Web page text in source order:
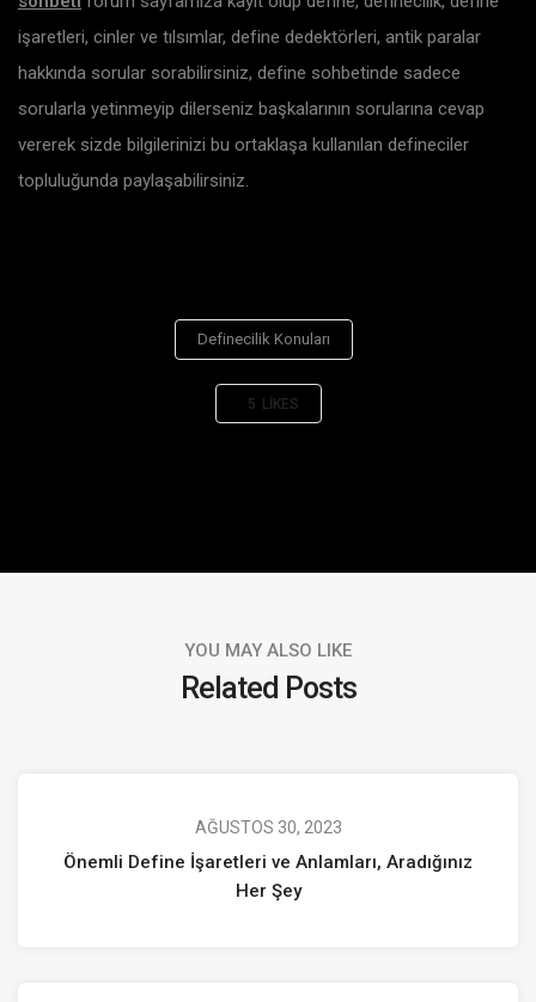
işaretleri, cinler ve tılsımlar, define dedektörleri, antik paralar
hakkında sorular sorabilirsiniz, define sohbetinde sadece
sorularla yetinmeyip dilerseniz başkalarının sorularına cevap
vererek sizde bilgilerinizi bu ortaklaşa kullanılan defineciler
topluluğunda paylaşabilirsiniz.
Definecilik Konuları
5 LIKES
YOU MAY ALSO LIKE
Related Posts
AĞUSTOS 30, 2023
Önemli Define İşaretleri ve Anlamları, Aradığınız
Her Şey